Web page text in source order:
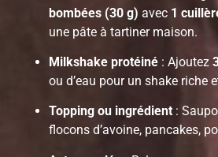
bombées (30 g) avec 1
une pâte à tartiner maison.
Milkshake protéiné : Ajoutez
ou d’eau pour un shake riche
Topping ou ingrédient :
flocons d’avoine, pancakes,